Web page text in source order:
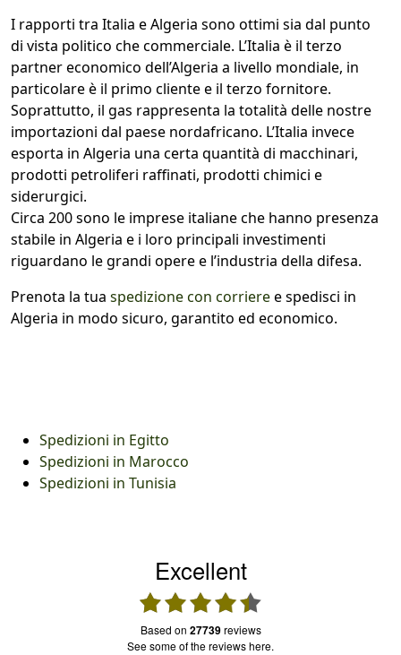
I rapporti tra Italia e Algeria sono ottimi sia dal punto
di vista politico che commerciale. L’Italia è il terzo
partner economico dell’Algeria a livello mondiale, in
particolare è il primo cliente e il terzo fornitore.
Soprattutto, il gas rappresenta la totalità delle nostre
importazioni dal paese nordafricano. L’Italia invece
esporta in Algeria una certa quantità di macchinari,
prodotti petroliferi raffinati, prodotti chimici e
siderurgici.
Circa 200 sono le imprese italiane che hanno presenza
stabile in Algeria e i loro principali investimenti
riguardano le grandi opere e l’industria della difesa.
Prenota la tua spedizione con corrieree spedisci in
Algeria in modo sicuro, garantito ed economico.
Spedizioni in Egitto
Spedizioni in Marocco
Spedizioni in Tunisia
Excellent
based on 27739reviews
see some of the reviews here.